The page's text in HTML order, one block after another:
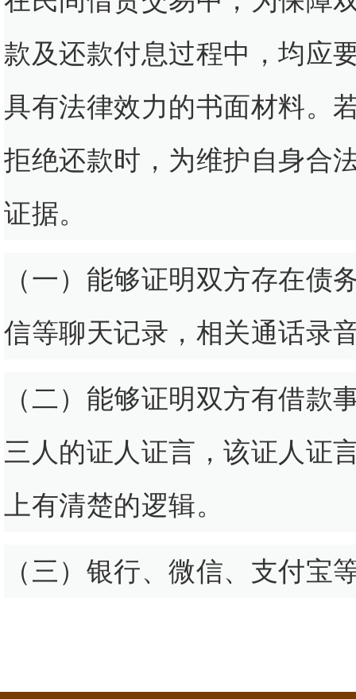
款及还款付息过程中，均应
具有法律效力的书面材料。
拒绝还款时，为维护自身合
证据。
（一）能够证明双方存在债
信等聊天记录，相关通话录
（二）能够证明双方有借款
三人的证人证言，该证人证
上有清楚的逻辑。
（三）银行、微信、支付宝